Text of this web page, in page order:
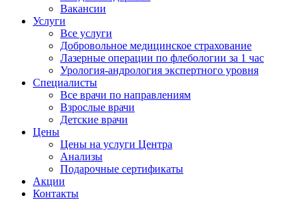
Вакансии
Услуги
Все услуги
Добровольное медицинское страхование
Лазерные операции по флебологии за 1 час
Урология-андрология экспертного уровня
Специалисты
Все врачи по направлениям
Взрослые врачи
Детские врачи
Цены
Цены на услуги Центра
Анализы
Подарочные сертификаты
Акции
Контакты